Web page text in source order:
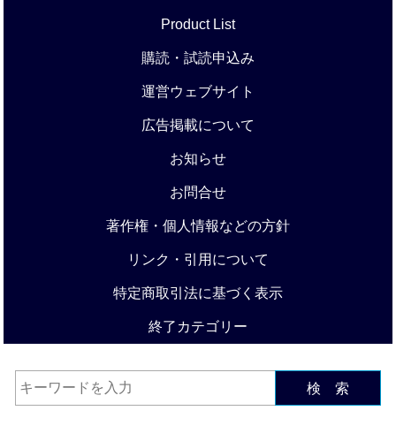
Product List
購読・試読申込み
運営ウェブサイト
広告掲載について
お知らせ
お問合せ
著作権・個人情報などの方針
リンク・引用について
特定商取引法に基づく表示
終了カテゴリー
検 索